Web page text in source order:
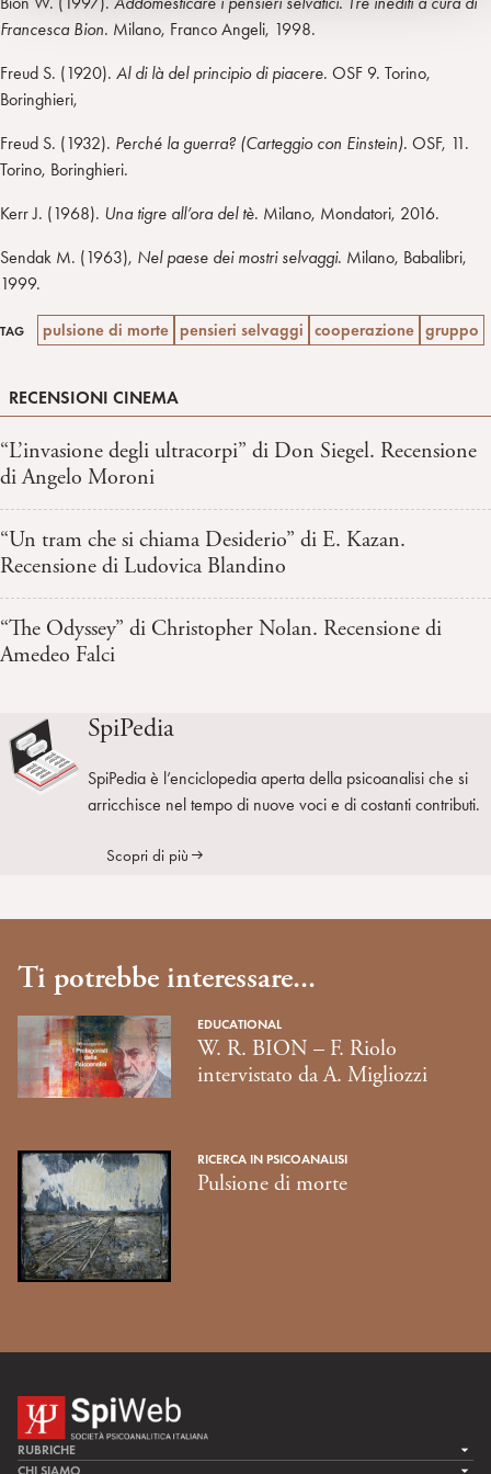
Francesca Bion. Milano, Franco Angeli, 1998.
Freud S. (1920). Al di là del principio di piacere. OSF 9. Torino,
Boringhieri,
Freud S. (1932). Perché la guerra? (Carteggio con Einstein). OSF, 11.
Torino, Boringhieri.
Kerr J. (1968). Una tigre all’ora del tè. Milano, Mondatori, 2016.
Sendak M. (1963), Nel paese dei mostri selvaggi. Milano, Babalibri,
1999.
TAG pulsione di morte pensieri selvaggi cooperazione gruppo
RECENSIONI CINEMA
“L’invasione degli ultracorpi” di Don Siegel. Recensione
di Angelo Moroni
“Un tram che si chiama Desiderio” di E. Kazan.
Recensione di Ludovica Blandino
“The Odyssey” di Christopher Nolan. Recensione di
Amedeo Falci
SpiPedia
SpiPedia è l’enciclopedia aperta della psicoanalisi che si
arricchisce nel tempo di nuove voci e di costanti contributi.
Scopri di più
Ti potrebbe interessare...
EDUCATIONAL
W. R. BION – F. Riolo
intervistato da A. Migliozzi
RICERCA IN PSICOANALISI
Pulsione di morte
RUBRICHE
LA CURA
CHI SIAMO